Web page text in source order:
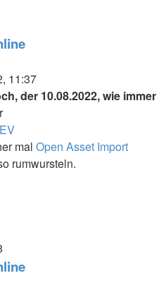
11:37
der 10.08.2022, wie immer
mal Open Asset Import
rumwursteln.